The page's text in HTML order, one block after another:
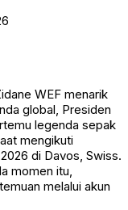
WEF menarik
global, Presiden
legenda sepak
mengikuti
di Davos, Swiss.
momen itu,
melalui akun